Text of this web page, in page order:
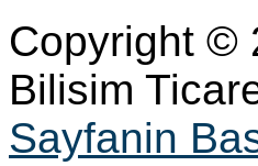
Copyright ©
Bilisim
Sayfanin